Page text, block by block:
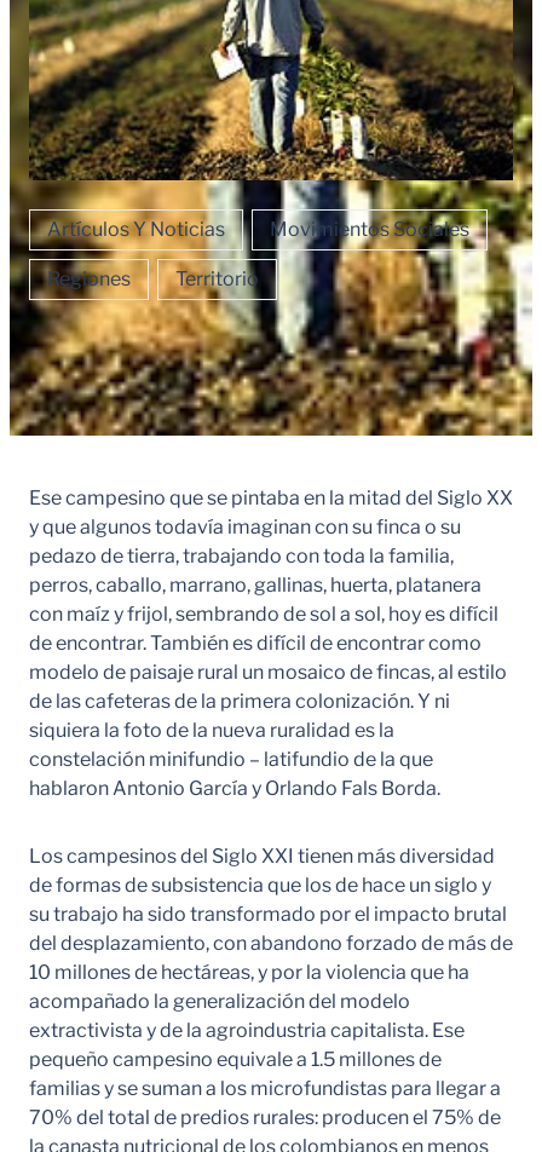
Artículos Y Noticias Movimientos Sociales
Regiones Territorio
Ese campesino que se pintaba en la mitad del Siglo XX
y que algunos todavía imaginan con su finca o su
pedazo de tierra, trabajando con toda la familia,
perros, caballo, marrano, gallinas, huerta, platanera
con maíz y frijol, sembrando de sol a sol, hoy es difícil
de encontrar. También es difícil de encontrar como
modelo de paisaje rural un mosaico de fincas, al estilo
de las cafeteras de la primera colonización. Y ni
siquiera la foto de la nueva ruralidad es la
constelación minifundio – latifundio de la que
hablaron Antonio García y Orlando Fals Borda.
Los campesinos del Siglo XXI tienen más diversidad
de formas de subsistencia que los de hace un siglo y
su trabajo ha sido transformado por el impacto brutal
del desplazamiento, con abandono forzado de más de
10 millones de hectáreas, y por la violencia que ha
acompañado la generalización del modelo
extractivista y de la agroindustria capitalista. Ese
pequeño campesino equivale a 1.5 millones de
familias y se suman a los microfundistas para llegar a
70% del total de predios rurales: producen el 75% de
la canasta nutricional de los colombianos en menos